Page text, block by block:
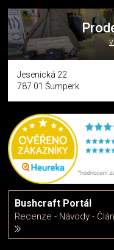
Jesenická 22
787 01 Šumperk
Bushcraft Portál
Recenze - Návody -